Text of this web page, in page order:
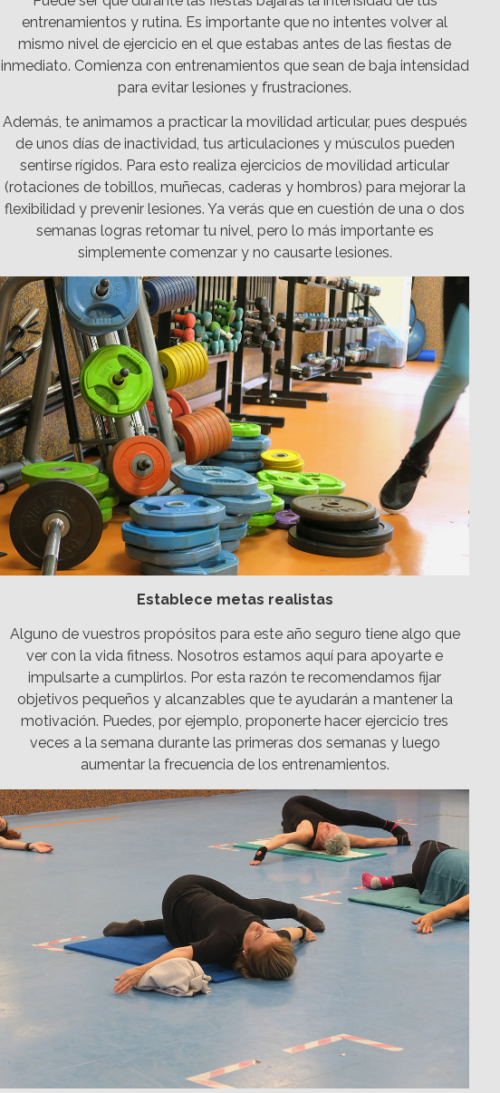
entrenamientos y rutina. Es importante que no intentes volver al
mismo nivel de ejercicio en el que estabas antes de las fiestas de
inmediato. Comienza con entrenamientos que sean de baja intensidad
para evitar lesiones y frustraciones.
Además, te animamos a practicar la movilidad articular, pues después
de unos días de inactividad, tus articulaciones y músculos pueden
sentirse rígidos. Para esto realiza ejercicios de movilidad articular
(rotaciones de tobillos, muñecas, caderas y hombros) para mejorar la
flexibilidad y prevenir lesiones. Ya verás que en cuestión de una o dos
semanas logras retomar tu nivel, pero lo más importante es
simplemente comenzar y no causarte lesiones.
Establece metas realistas
Alguno de vuestros propósitos para este año seguro tiene algo que
ver con la vida fitness. Nosotros estamos aquí para apoyarte e
impulsarte a cumplirlos. Por esta razón te recomendamos fijar
objetivos pequeños y alcanzables que te ayudarán a mantener la
motivación. Puedes, por ejemplo, proponerte hacer ejercicio tres
veces a la semana durante las primeras dos semanas y luego
aumentar la frecuencia de los entrenamientos.